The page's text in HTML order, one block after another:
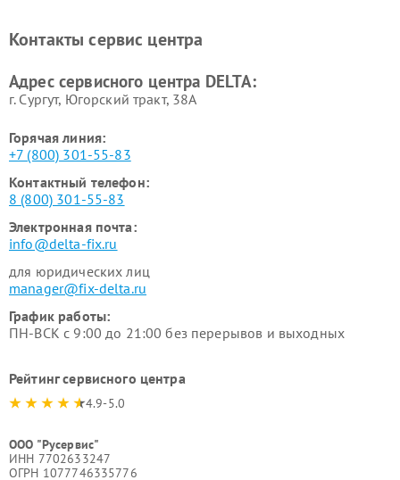
Контакты сервис центра
Адрес сервисного центра DELTA:
г. Сургут, Югорский тракт, 38А
Горячая линия:
+7 (800) 301-55-83
Контактный телефон:
8 (800) 301-55-83
Электронная почта:
info@delta-fix.ru
для юридических лиц
manager@fix-delta.ru
График работы:
ПН-ВСК с 9:00 до 21:00 без перерывов и выходных
Рейтинг сервисного центра
4.9-5.0
ООО "Русервис"
ИНН 7702633247
ОГРН 1077746335776